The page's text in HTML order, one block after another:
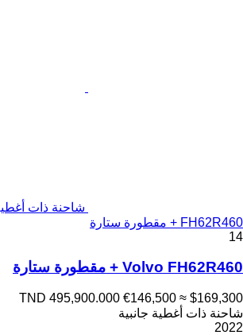
FH62R460 + مقطورة ستارة
14
Volvo FH62R460 + مقطورة ستارة
TND 495,900.000 €146,500 ≈ $169,300
شاحنة ذات أغطية جانبية
2022